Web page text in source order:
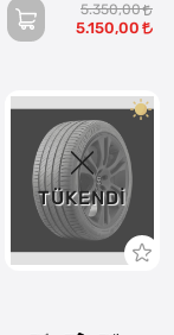
5.350,00
5.150,00
TÜKENDI